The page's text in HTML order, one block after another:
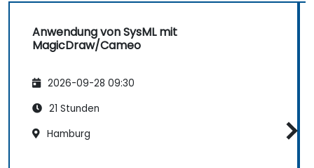
Anwendung von SysML mit
MagicDraw/Cameo
2026-09-28 09:30
21 Stunden
Hamburg